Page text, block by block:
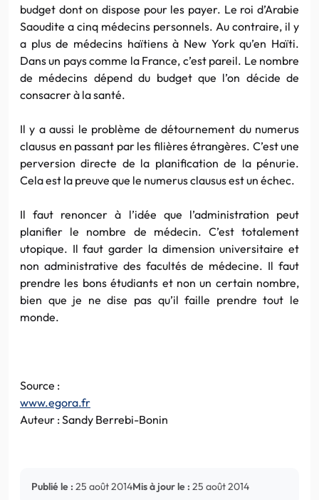
budget dont on dispose pour les payer. Le roi d’Arabie
Saoudite a cinq médecins personnels. Au contraire, il y
a plus de médecins haïtiens à New York qu’en Haïti.
Dans un pays comme la France, c’est pareil. Le nombre
de médecins dépend du budget que l’on décide de
consacrer à la santé.
Il y a aussi le problème de détournement du numerus
clausus en passant par les filières étrangères. C’est une
perversion directe de la planification de la pénurie.
Cela est la preuve que le numerus clausus est un échec.
Il faut renoncer à l’idée que l’administration peut
planifier le nombre de médecin. C’est totalement
utopique. Il faut garder la dimension universitaire et
non administrative des facultés de médecine. Il faut
prendre les bons étudiants et non un certain nombre,
bien que je ne dise pas qu’il faille prendre tout le
monde.
Source :
www.egora.fr
Auteur : Sandy Berrebi-Bonin
Publié le : 25 août 2014Mis à jour le : 25 août 2014